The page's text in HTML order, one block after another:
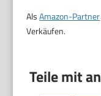
AlsAmazon-Partner
Verkäufen.